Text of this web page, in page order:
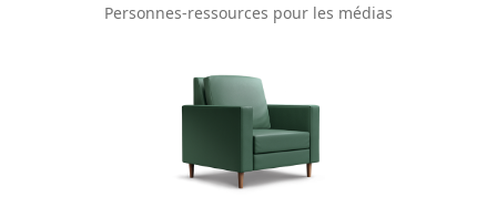
Personnes-ressources pour les médias